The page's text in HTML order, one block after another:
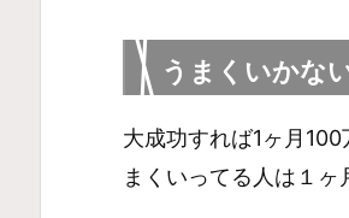
うまくいかな
大成功すれば1ヶ月
まくいってる人は１ヶ